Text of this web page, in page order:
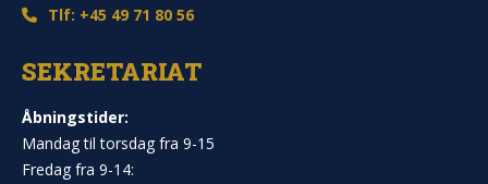
Tlf: +45 49 71 80 56
SEKRETARIAT
Åbningstider:
Mandag til torsdag fra 9-15
Fredag fra 9-14: